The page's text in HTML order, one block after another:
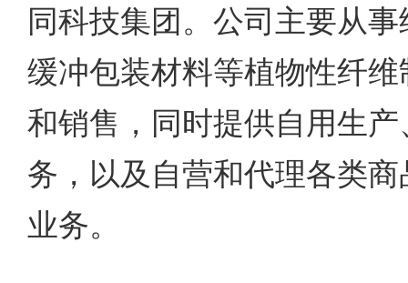
同科技集团。公司主要从
缓冲包装材料等植物性纤
和销售，同时提供自用生
务，以及自营和代理各类
业务。